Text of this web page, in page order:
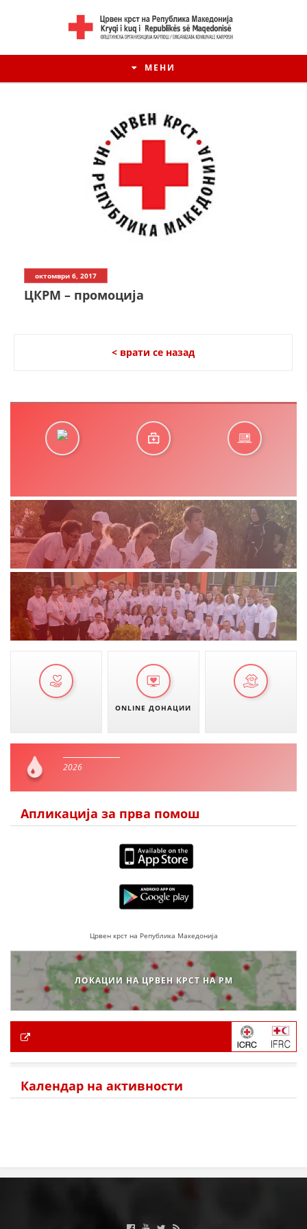
МЕНИ
ПРИРАЧНИЦИ
СТРАТЕГИИ
БРОШУРИ
ПОСТЕРИ
ПРЕЗЕНТАЦИИ
октомври 6, 2017
ЦКРМ – промоција
< врати се назад
ONLINE ДОНАЦИИ
2026
Апликација за прва помош
Црвен крст на Република Македонија
ЛОКАЦИИ НА ЦРВЕН КРСТ НА РМ
Календар на активности